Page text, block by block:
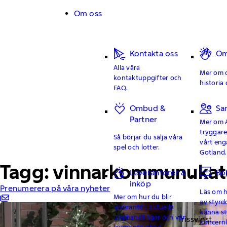
Om oss
Kontakta oss
Alla våra
kontaktuppgifter och
FAQ.
Mer om
historia
Ombud &
Partner
Så börjar du sälja våra
spel och lotter.
Mer om
vårt
Gotland.
Leverantörer &
inköp
Mer om hur du blir
leverantör, aktuella
upphandlingar och vår
Läs om
av
känna
Tagg:
Prenumerera på våra nyheter
Trissvinst